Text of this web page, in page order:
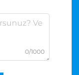
0/1000